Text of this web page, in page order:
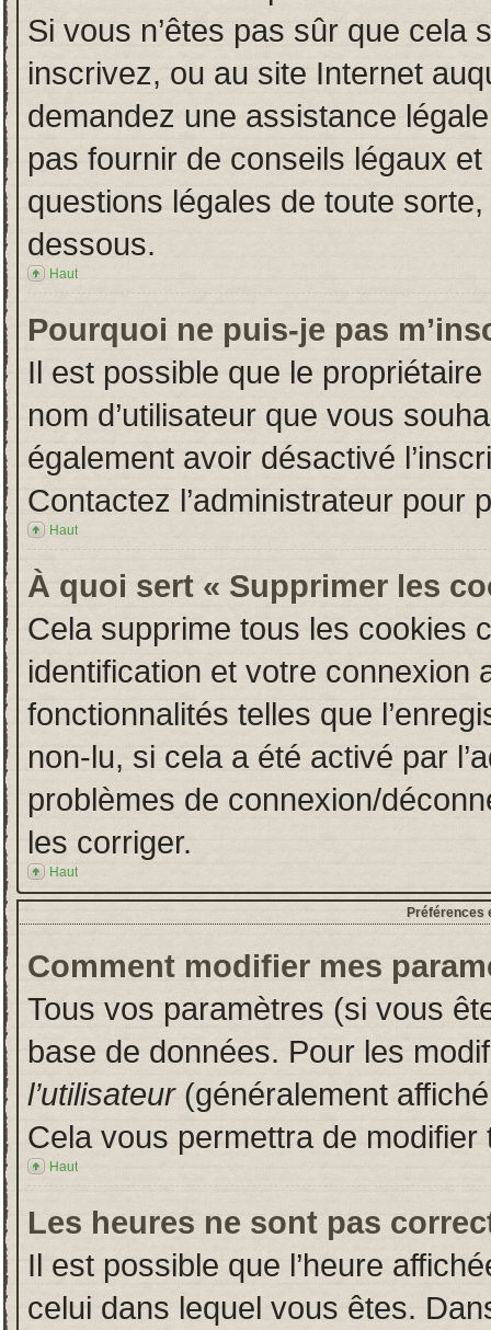
Si vous n’êtes pas sûr que cela
inscrivez, ou au site Internet
demandez une assistance
pas fournir de conseils légaux
questions légales de toute
dessous.
Haut
Pourquoi ne puis-je pas
Il est possible que le
nom d’utilisateur que vous
également avoir désactivé
Contactez l’administrateur pour
Haut
À quoi sert « Supprimer les
Cela supprime tous les cookies
identification et votre connexion
fonctionnalités telles que
non-lu, si cela a été activé par
problèmes de connexion/
les corriger.
Haut
Préférences
Comment modifier mes
Tous vos paramètres (si vous
base de données. Pour les
l’utilisateur(généralement
Cela vous permettra de
Haut
Les heures ne sont pas
Il est possible que l’heure
celui dans lequel vous êtes.